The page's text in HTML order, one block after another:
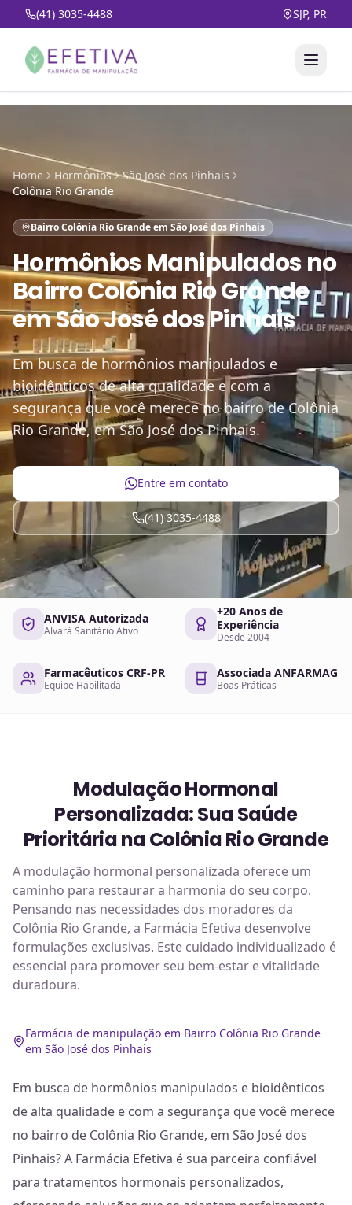
(41) 3035-4488 SJP, PR
Home Hormônios
São José dos Pinhais
Colônia Rio Grande
Bairro Colônia Rio Grande em São José dos Pinhais
Hormônios Manipuladosno
Bairro Colônia Rio Grande
em São José dos Pinhais
Em busca de hormônios manipulados e
bioidênticos de alta qualidade e com a
segurança que você merece no bairro de Colônia
Rio Grande, em São José dos Pinhais.
Entre em contato
(41) 3035-4488
ANVISA Autorizada
Alvará Sanitário Ativo
+20 Anos de
Experiência
Desde 2004
Farmacêuticos CRF-PR
Equipe Habilitada
Associada ANFARMAG
Boas Práticas
Modulação Hormonal
Personalizada: Sua Saúde
Prioritária na Colônia Rio Grande
A modulação hormonal personalizada oferece um
caminho para restaurar a harmonia do seu corpo.
Pensando nas necessidades dos moradores da
Colônia Rio Grande, a Farmácia Efetiva desenvolve
formulações exclusivas. Este cuidado individualizado é
essencial para promover seu bem-estar e vitalidade
duradoura.
Farmácia de manipulação em Bairro Colônia Rio Grande
em São José dos Pinhais
Em busca de hormônios manipulados e bioidênticos
de alta qualidade e com a segurança que você merece
no bairro de Colônia Rio Grande, em São José dos
Pinhais? A Farmácia Efetiva é sua parceira confiável
para tratamentos hormonais personalizados,